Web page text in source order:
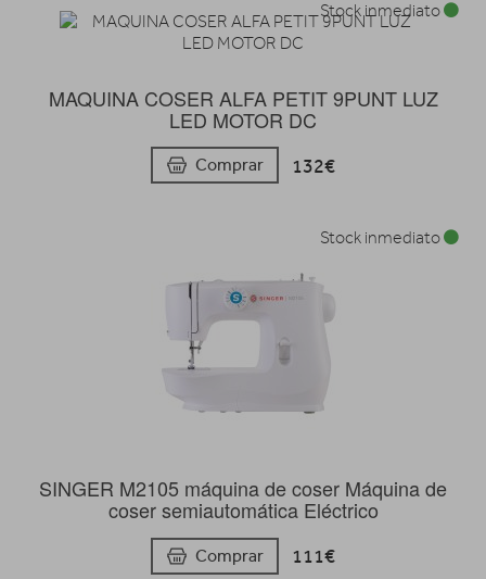
MAQUINA COSER ALFA PETIT 9PUNT LUZ
LED MOTOR DC
Comprar 132€
Stock inmediato
SINGER M2105 máquina de coser Máquina de
coser semiautomática Eléctrico
Comprar 111€
Stock inmediato